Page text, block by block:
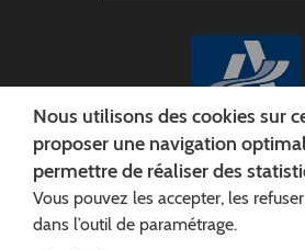
CONSEIL DÉPARTEMENTAL
Siège :
Nous utilisons des cookies sur
proposer une navigation
permettre de réaliser des
Vous pouvez les accepter, les
dans l’outil de paramétrage.